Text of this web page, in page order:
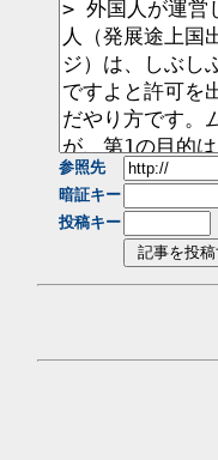
参照先
暗証キー
投稿キー